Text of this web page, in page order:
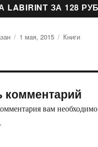
Опубликовано
1 мая, 2015 Рубрики
Книги
комментарий
вам необходимо
.